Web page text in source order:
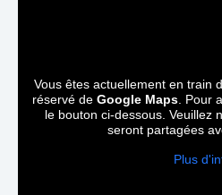
Vous êtes actuellement en train
réservé deGoogle Maps. Pour
le bouton ci-dessous. Veuillez
seront partagées
Plus